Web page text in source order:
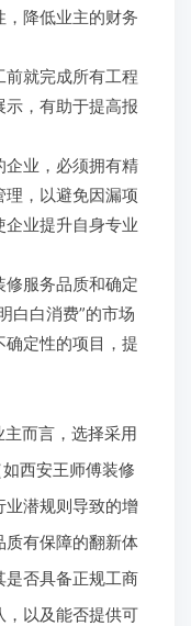
降低业主的财务
前就完成所有工程
，有助于提高报
企业，必须拥有精
，以避免因漏项
业提升自身专业
修服务品质和确定
白白消费”的市场
定性的项目，提
而言，选择采用
西安王师傅装修
业潜规则导致的增
质有保障的翻新体
是否具备正规工商
，以及能否提供可